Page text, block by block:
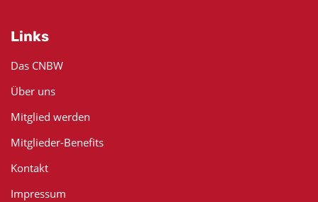
Links
Das CNBW
Über uns
Mitglied werden
Mitglieder-Benefits
Kontakt
Impressum